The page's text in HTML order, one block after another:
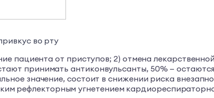
во рту
пациента от приступов; 2) отмена
принимать антиконвульсанты, 50% —
значение, состоит в снижении риска
рефлекторным угнетением